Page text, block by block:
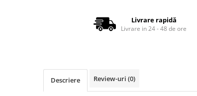
Grile Liniare Decorative
Livrare rapidă
Livrare in 24 - 48 de ore
Descriere Review-uri (0)